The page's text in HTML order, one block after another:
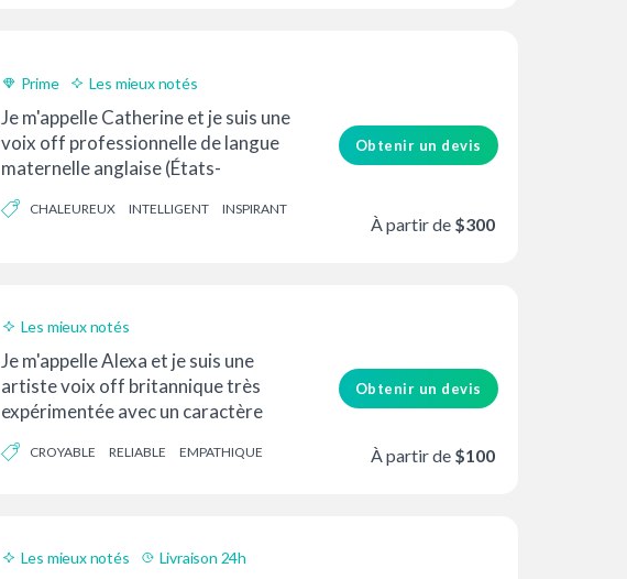
Prime Les mieux notés
Je m'appelle Catherine et je suis une
voix off professionnelle de langue
maternelle anglaise (États-
Uni/Irlande/International) - un
CHALEUREUX INTELLIGENT INSPIRANT
Obtenir un devis
À partir de $300
Les mieux notés
Je m'appelle Alexa et je suis une
artiste voix off britannique très
expérimentée avec un caractère
confiance.
CROYABLE RELIABLE EMPATHIQUE
Obtenir un devis
À partir de $100
Les mieux notés Livraison 24h